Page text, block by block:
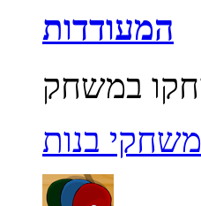
המעודדות
משחקי בנות